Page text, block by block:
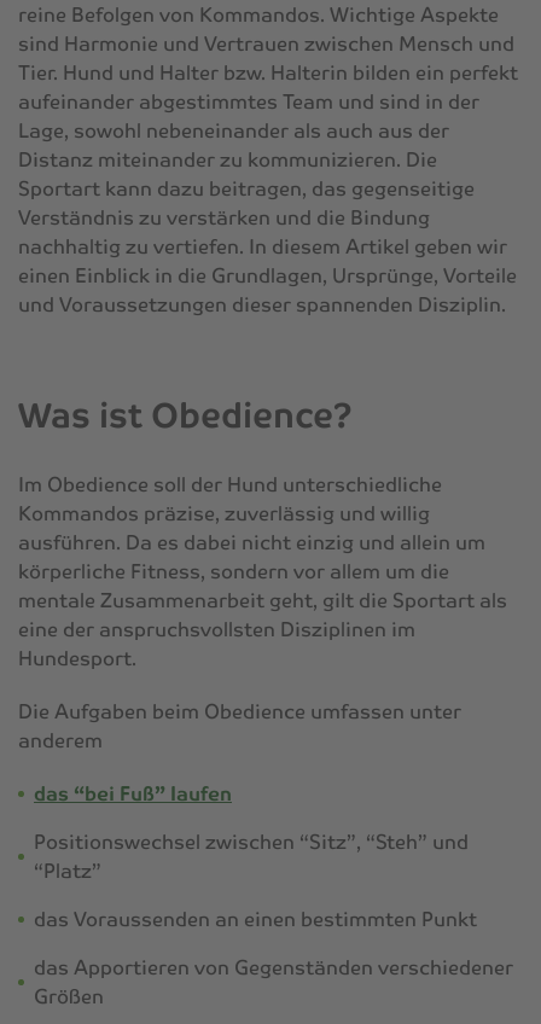
reine Befolgen von Kommandos. Wichtige Aspekte
sind Harmonie und Vertrauen zwischen Mensch und
Tier. Hund und Halter bzw. Halterin bilden ein perfekt
aufeinander abgestimmtes Team und sind in der
Lage, sowohl nebeneinander als auch aus der
Distanz miteinander zu kommunizieren. Die
Sportart kann dazu beitragen, das gegenseitige
Verständnis zu verstärken und die Bindung
nachhaltig zu vertiefen. In diesem Artikel geben wir
einen Einblick in die Grundlagen, Ursprünge, Vorteile
und Voraussetzungen dieser spannenden Disziplin.
Was ist Obedience?
Im Obedience soll der Hund unterschiedliche
Kommandos präzise, zuverlässig und willig
ausführen. Da es dabei nicht einzig und allein um
körperliche Fitness, sondern vor allem um die
mentale Zusammenarbeit geht, gilt die Sportart als
eine der anspruchsvollsten Disziplinen im
Hundesport.
Die Aufgaben beim Obedience umfassen unter
anderem
das “bei Fuß” laufen
Positionswechsel zwischen “Sitz”, “Steh” und
“Platz”
das Voraussenden an einen bestimmten Punkt
das Apportieren von Gegenständen verschiedener
Größen